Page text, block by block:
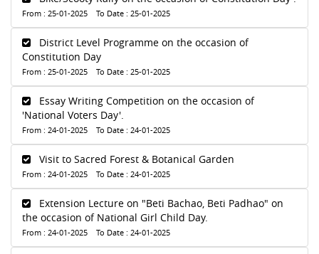
From : 25-01-2025 To Date : 25-01-2025
District Level Programme on the occasion of
Constitution Day
From : 25-01-2025 To Date : 25-01-2025
Essay Writing Competition on the occasion of
'National Voters Day'.
From : 24-01-2025 To Date : 24-01-2025
Visit to Sacred Forest & Botanical Garden
From : 24-01-2025 To Date : 24-01-2025
Extension Lecture on "Beti Bachao, Beti Padhao" on
the occasion of National Girl Child Day.
From : 24-01-2025 To Date : 24-01-2025